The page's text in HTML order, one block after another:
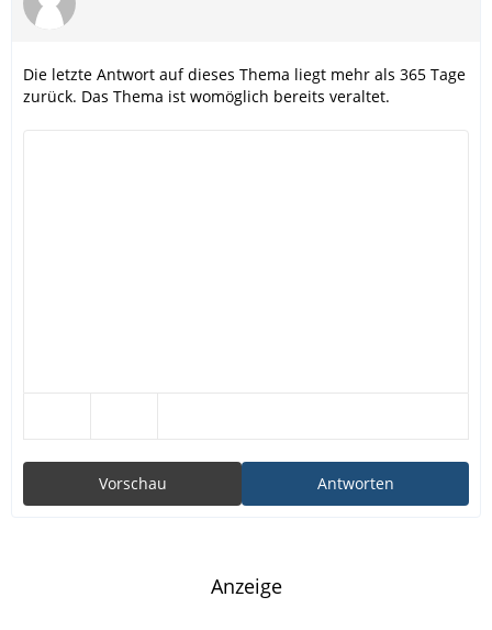
Die letzte Antwort auf dieses Thema liegt mehr als 365 Tage
zurück. Das Thema ist womöglich bereits veraltet.
Antworten
Vorschau
Anzeige